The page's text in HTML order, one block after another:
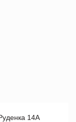
14А